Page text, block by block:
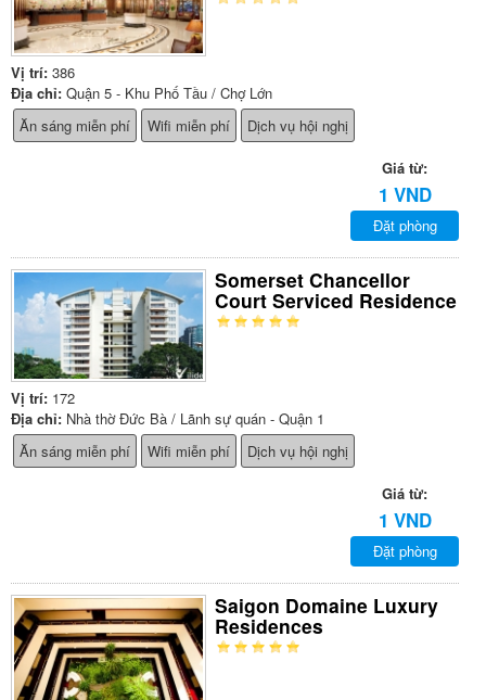
Vị trí: 386
Địa chỉ: Quận 5 - Khu Phố Tầu / Chợ Lớn
Ăn sáng miễn phí
Wifi miễn phí Dịch vụ hội nghị
Giá từ:
1 VND
Đặt phòng
Somerset Chancellor
Court Serviced Residence
Vị trí: 172
Địa chỉ: Nhà thờ Đức Bà / Lãnh sự quán - Quận 1
Ăn sáng miễn phí
Wifi miễn phí Dịch vụ hội nghị
Giá từ:
1 VND
Đặt phòng
Saigon Domaine Luxury
Residences